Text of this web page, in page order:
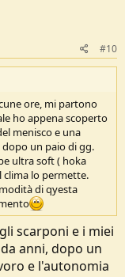
#10
ore, mi partono
ho appena scoperto
menisco e una
dopo un paio di gg.
ultra soft ( hoka
clima lo permette.
di qyesta
scarponi e i miei
anni, dopo un
e l'autonomia